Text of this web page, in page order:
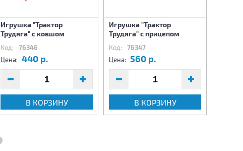
Игрушка "Трактор
Трудяга" с ковшом
Код: 76346
Цена: 440 р.
В КОРЗИНУ
Игрушка "Трактор
Трудяга" с прицепом
Код: 76347
Цена: 560 р.
В КОРЗИНУ